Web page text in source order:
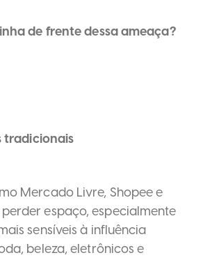
de frente dessa ameaça?
tradicionais
Mercado Livre, Shopee e
espaço, especialmente
sensíveis à influência
beleza, eletrônicos e